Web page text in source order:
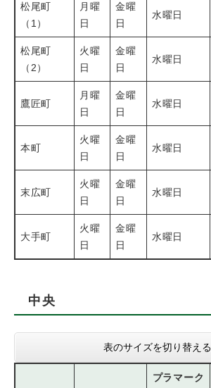
松尾町
（1）
月曜
日
金曜
日
水曜日
松尾町
（2）
火曜
日
金曜
日
水曜日
鷹匠町
月曜
日
金曜
日
水曜日
本町
火曜
日
金曜
日
水曜日
末広町
火曜
日
金曜
日
水曜日
大手町
火曜
日
金曜
日
水曜日
中央
表のサイズを切り替える
プラマーク